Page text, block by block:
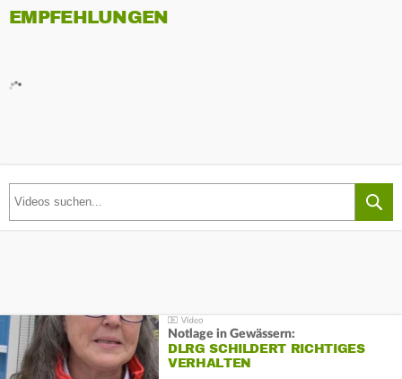
EMPFEHLUNGEN
Notlage in Gewässern:
DLRG SCHILDERT RICHTIGES
VERHALTEN